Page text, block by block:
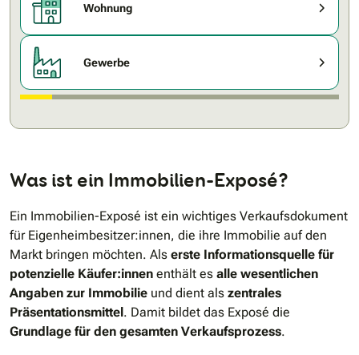
Wohnung
Gewerbe
Was ist ein Immobilien-Exposé?
Ein Immobilien-Exposé ist ein wichtiges Verkaufsdokument
für Eigenheimbesitzer:innen, die ihre Immobilie auf den
Markt bringen möchten. Als erste Informationsquelle für
potenzielle Käufer:innen enthält es alle wesentlichen
Angaben zur Immobilie und dient als zentrales
Präsentationsmittel . Damit bildet das Exposé die
Grundlage für den gesamten Verkaufsprozess.